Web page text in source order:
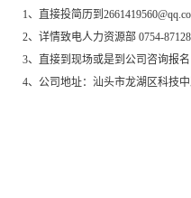
1、直接投简历到
2、详情致电人力资源部 0754-
3、直接到现场或是到公司咨询报名
4、公司地址：汕头市龙湖区科技中